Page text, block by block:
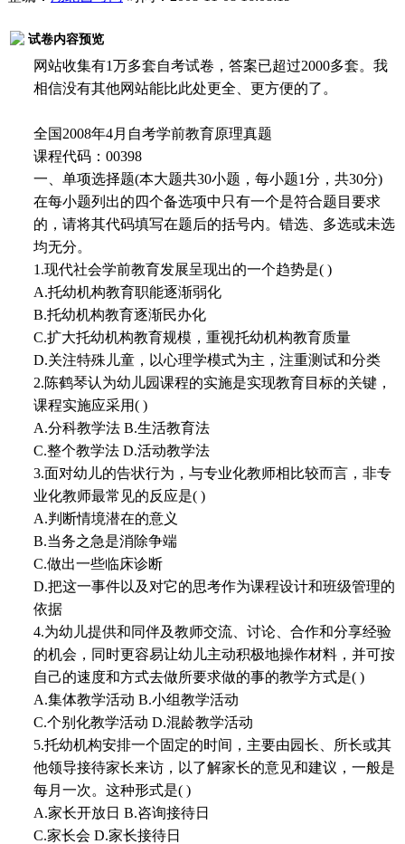
试卷内容预览
网站收集有1万多套自考试卷，答案已超过2000多套。我
相信没有其他网站能比此处更全、更方便的了。
全国2008年4月自考学前教育原理真题
课程代码：00398
一、单项选择题(本大题共30小题，每小题1分，共30分)
在每小题列出的四个备选项中只有一个是符合题目要求
的，请将其代码填写在题后的括号内。错选、多选或未选
均无分。
1.现代社会学前教育发展呈现出的一个趋势是( )
A.托幼机构教育职能逐渐弱化
B.托幼机构教育逐渐民办化
C.扩大托幼机构教育规模，重视托幼机构教育质量
D.关注特殊儿童，以心理学模式为主，注重测试和分类
2.陈鹤琴认为幼儿园课程的实施是实现教育目标的关键，
课程实施应采用( )
A.分科教学法 B.生活教育法
C.整个教学法 D.活动教学法
3.面对幼儿的告状行为，与专业化教师相比较而言，非专
业化教师最常见的反应是( )
A.判断情境潜在的意义
B.当务之急是消除争端
C.做出一些临床诊断
D.把这一事件以及对它的思考作为课程设计和班级管理的
依据
4.为幼儿提供和同伴及教师交流、讨论、合作和分享经验
的机会，同时更容易让幼儿主动积极地操作材料，并可按
自己的速度和方式去做所要求做的事的教学方式是( )
A.集体教学活动 B.小组教学活动
C.个别化教学活动 D.混龄教学活动
5.托幼机构安排一个固定的时间，主要由园长、所长或其
他领导接待家长来访，以了解家长的意见和建议，一般是
每月一次。这种形式是( )
A.家长开放日 B.咨询接待日
C.家长会 D.家长接待日